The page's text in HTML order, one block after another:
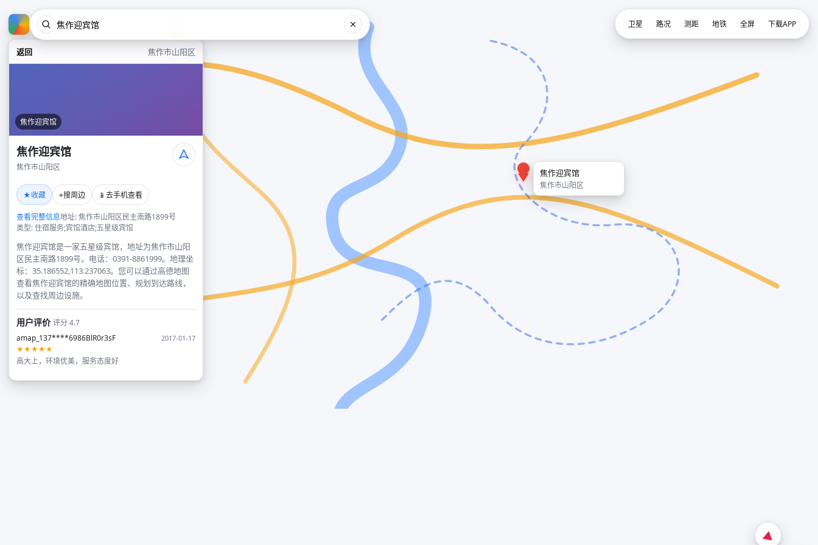
返回 焦作市山阳区
焦作迎宾馆
焦作迎宾馆
焦作市山阳区
★收藏 ⌖搜周边 📱 去手机查看
查看完整信息地址: 焦作市山阳区民主南路1899号
类型: 住宿服务;宾馆酒店;五星级宾馆
焦作迎宾馆是一家五星级宾馆，地址为焦作市山阳
区民主南路1899号。电话：0391-8861999。地理坐
标：35.186552,113.237063。您可以通过高德地图
查看焦作迎宾馆的精确地图位置、规划到达路线，
以及查找周边设施。
用户评价评分 4.7
amap_137****6986BlR0r3sF
2017-01-17
★★★★★
高大上，环境优美，服务态度好
焦作迎宾馆
焦作市山阳区
卫星 路况 测距 地铁 全屏 下载APP